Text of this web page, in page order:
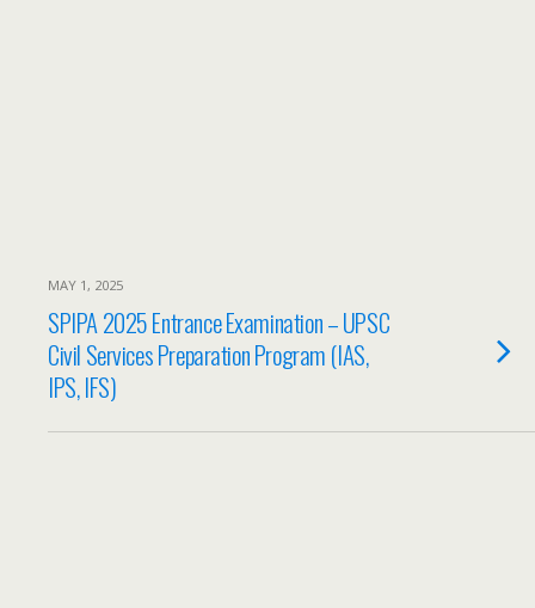
MAY 1, 2025
SPIPA 2025 Entrance Examination – UPSC
Civil Services Preparation Program (IAS,
IPS, IFS)